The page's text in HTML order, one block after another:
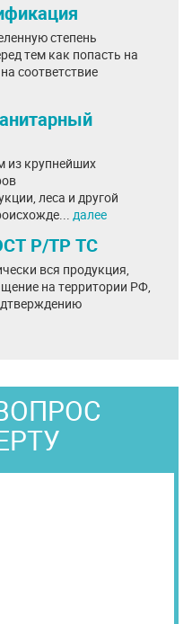
степень
тем как попасть на
соответствие
из крупнейших
леса и другой
далее
Р/ТР ТС
вся продукция,
на территории РФ,